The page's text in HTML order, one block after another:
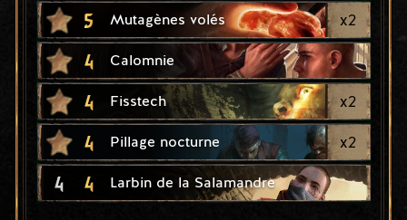
5 Mutagènes volés x2
4 Calomnie
4 Fisstech x2
4 Pillage nocturne x2
4 4 Larbin de la Salamandre